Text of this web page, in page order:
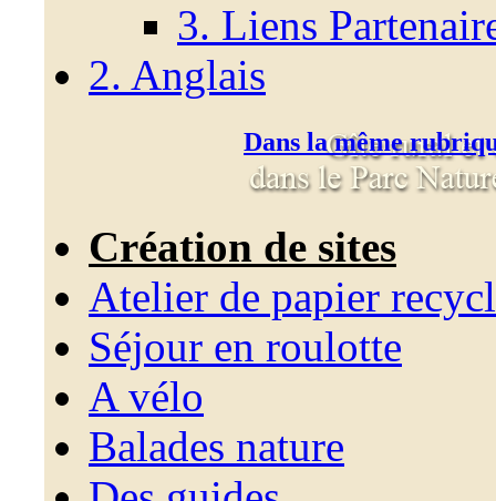
3. Liens
2. Anglais
Dans la même
Création de sites
Atelier de papier
Séjour en roulotte
A vélo
Balades nature